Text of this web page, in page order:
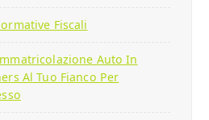
Fiscali
Auto In
Al Tuo Fianco Per